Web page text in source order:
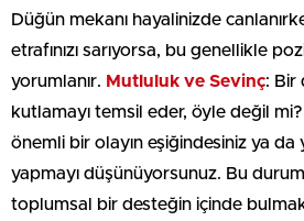
Düğün mekanı hayalinizde
etrafınızı sarıyorsa, bu genellikle
yorumlanır. Mutluluk ve Sevinç: Bir
kutlamayı temsil eder, öyle değil
önemli bir olayın eşiğindesiniz ya da
yapmayı düşünüyorsunuz. Bu
toplumsal bir desteğin içinde